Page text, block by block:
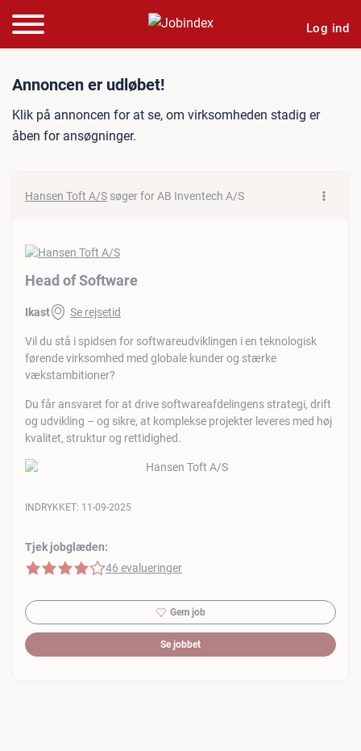
Log ind
Jobannonce: Head of
Annoncen er udløbet!
Klik på annoncen for at se, om virksomheden stadig er
åben for ansøgninger.
Hansen Toft A/S søger for AB Inventech A/S
Head of Software
Ikast Se rejsetid
Vil du stå i spidsen for softwareudviklingen i en teknologisk
førende virksomhed med globale kunder og stærke
vækstambitioner?
Du får ansvaret for at drive softwareafdelingens strategi, drift
og udvikling – og sikre, at komplekse projekter leveres med høj
kvalitet, struktur og rettidighed.
Tjek jobglæden:
4 af 5 stjerner
46 evalueringer
INDRYKKET: 11-09-2025
Gem job
Se jobbet